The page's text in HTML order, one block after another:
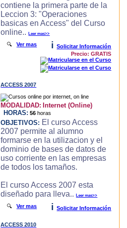
contiene la primera parte de la
Leccion 3: "Operaciones
basicas en Access" del Curso
online..Leer mas>>
🔍Ver mas i
Solicitar Información
Precio: GRATIS
ACCESS 2007
MODALIDAD: Internet (Online)
HORAS: 56 horas
OBJETIVOS: El curso Access
2007 permite al alumno
formarse en la utilizacion y el
dominio de bases de datos de
uso corriente en las empresas
de todos los tamaños.
El curso Access 2007 esta
diseñado para lleva..Leer mas>>
🔍Ver mas i Solicitar Información
ACCESS 2010